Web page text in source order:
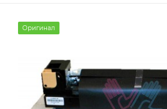
Оригинал